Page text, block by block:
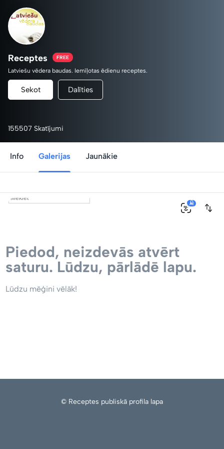
Receptes FREE
Latviešu vēdera baudas. Iemīļotas ēdienu receptes.
Sekot Dalīties
155507 Skatījumi
Info Galerijas Jaunākie
0
AI
Piedod, neizdevās atvērt
saturu. Lūdzu, pārlādē lapu.
Lūdzu mēģini vēlāk!
© Receptes publiskā profila lapa